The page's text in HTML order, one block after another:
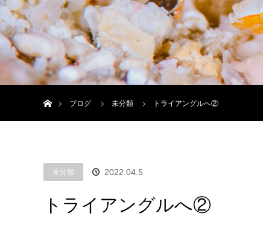
ブログ
未分類 トライアングルへ②
未分類 2022.04.5
トライアングルへ②